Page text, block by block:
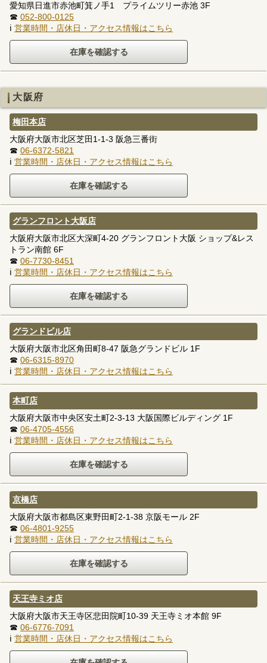
愛知県日進市赤池町箕ノ手1 プライムツリー赤池 3F
☎ 052-800-0125
ℹ 営業時間・店休日・アクセス情報はこちら
大阪府
梅田本店
大阪府大阪市北区芝田1-1-3 阪急三番街
☎ 06-6372-5821
ℹ 営業時間・店休日・アクセス情報はこちら
グランフロント大阪店
大阪府大阪市北区大深町4-20 グランフロント大阪 ショップ&レス
トラン南館 6F
☎ 06-7730-8451
ℹ 営業時間・店休日・アクセス情報はこちら
グランドビル店
大阪府大阪市北区角田町8-47 阪急グランドビル 1F
☎ 06-6315-8970
ℹ 営業時間・店休日・アクセス情報はこちら
本町店
大阪府大阪市中央区安土町2-3-13 大阪国際ビルディング 1F
☎ 06-4705-4556
ℹ 営業時間・店休日・アクセス情報はこちら
京橋店
大阪府大阪市都島区東野田町2-1-38 京阪モール 2F
☎ 06-4801-9255
ℹ 営業時間・店休日・アクセス情報はこちら
天王寺ミオ店
大阪府大阪市天王寺区悲田院町10-39 天王寺ミオ本館 9F
☎ 06-6776-7091
ℹ 営業時間・店休日・アクセス情報はこちら